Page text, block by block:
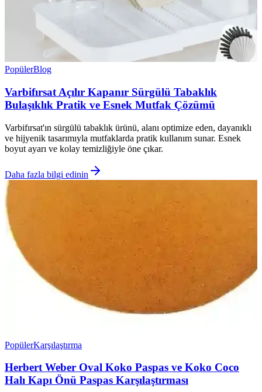
PopülerBlog
Varbifırsat Açılır Kapanır Sürgülü Tabaklık
Bulaşıklık Pratik ve Esnek Mutfak Çözümü
Varbifırsat'ın sürgülü tabaklık ürünü, alanı optimize eden, dayanıklı
ve hijyenik tasarımıyla mutfaklarda pratik kullanım sunar. Esnek
boyut ayarı ve kolay temizliğiyle öne çıkar.
Daha fazla bilgi edinin
PopülerKarşılaştırma
Herbert Weber Oval Koko Paspas ve Koko Coco
Halı Kapı Önü Paspas Karşılaştırması